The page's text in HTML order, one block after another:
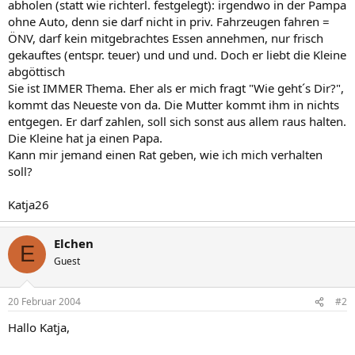
abholen (statt wie richterl. festgelegt): irgendwo in der Pampa
ohne Auto, denn sie darf nicht in priv. Fahrzeugen fahren =
ÖNV, darf kein mitgebrachtes Essen annehmen, nur frisch
gekauftes (entspr. teuer) und und und. Doch er liebt die Kleine
abgöttisch
Sie ist IMMER Thema. Eher als er mich fragt "Wie geht´s Dir?",
kommt das Neueste von da. Die Mutter kommt ihm in nichts
entgegen. Er darf zahlen, soll sich sonst aus allem raus halten.
Die Kleine hat ja einen Papa.
Kann mir jemand einen Rat geben, wie ich mich verhalten
soll?
Katja26
E Elchen
Guest
20 Februar 2004 #2
Hallo Katja,